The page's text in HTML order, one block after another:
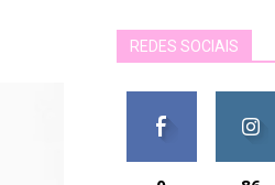
REDES SOCIAIS